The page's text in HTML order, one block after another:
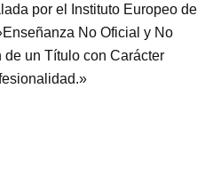
por el Instituto Europeo de
No Oficial y No
un Título con Carácter